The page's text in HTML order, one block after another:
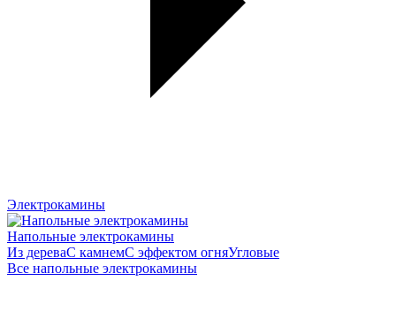
Электрокамины
Напольные электрокамины
Из дереваС камнемС эффектом огняУгловые
Все напольные электрокамины